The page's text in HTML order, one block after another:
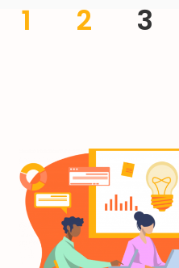
1 2 3